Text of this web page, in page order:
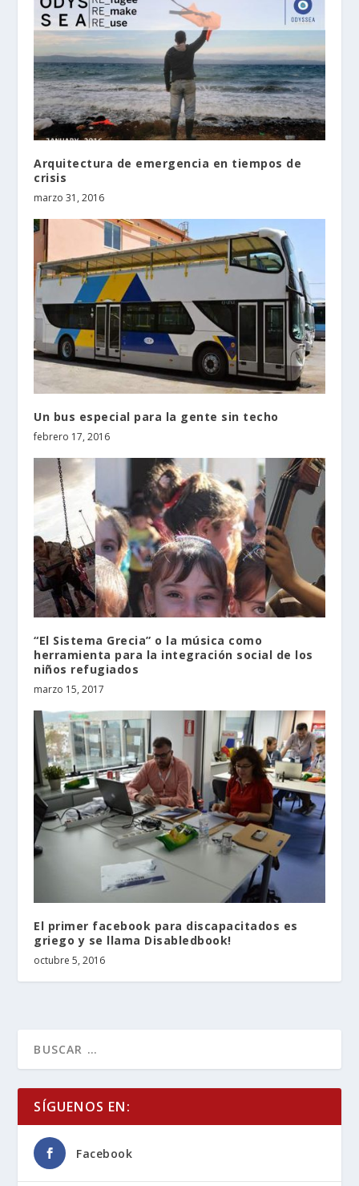
Arquitectura de emergencia en tiempos de
crisis
marzo 31, 2016
Un bus especial para la gente sin techo
febrero 17, 2016
“El Sistema Grecia” o la música como
herramienta para la integración social de los
niños refugiados
marzo 15, 2017
El primer facebook para discapacitados es
griego y se llama Disabledbook!
octubre 5, 2016
SÍGUENOS EN:
Facebook